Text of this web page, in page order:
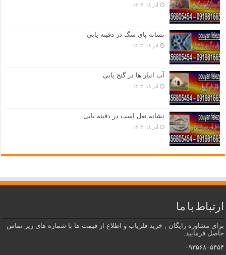
آذر ۱۸, ۱۴۰۳
نشانه پای سگ در دفینه یابی
آذر ۱۸, ۱۴۰۳
آب انبار ها در گنج یابی
آذر ۱۸, ۱۴۰۳
نشانه نعل اسب در دفینه یابی
آذر ۱۸, ۱۴۰۳
ارتباط با ما
برای مشاوره رایگان , خرید فلزیاب و اطلاع از قیمت ها با شماره های زیر تماس
حاصل فرمایید.
۰۹۳۵۶۸۰۵۴۵۴